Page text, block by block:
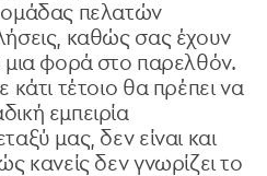
ομάδας πελατών
καθώς σας έχουν
μια φορά στο παρελθόν.
τέτοιο θα πρέπει να
εμπειρία
μας, δεν είναι και
κανείς δεν γνωρίζει το